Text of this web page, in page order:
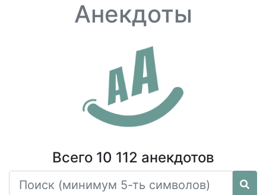
Анекдоты
Всего 10 112 анекдотов